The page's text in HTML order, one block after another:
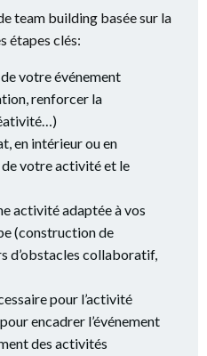
team building basée sur la
étapes clés:
de votre événement
renforcer la
en intérieur ou en
votre activité et le
activité adaptée à vos
(construction de
d’obstacles collaboratif,
pour l’activité
pour encadrer l’événement
des activités